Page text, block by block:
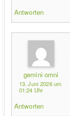
Antworten
gemini omni
13. Juni 2026 um
01:24 Uhr
Antworten